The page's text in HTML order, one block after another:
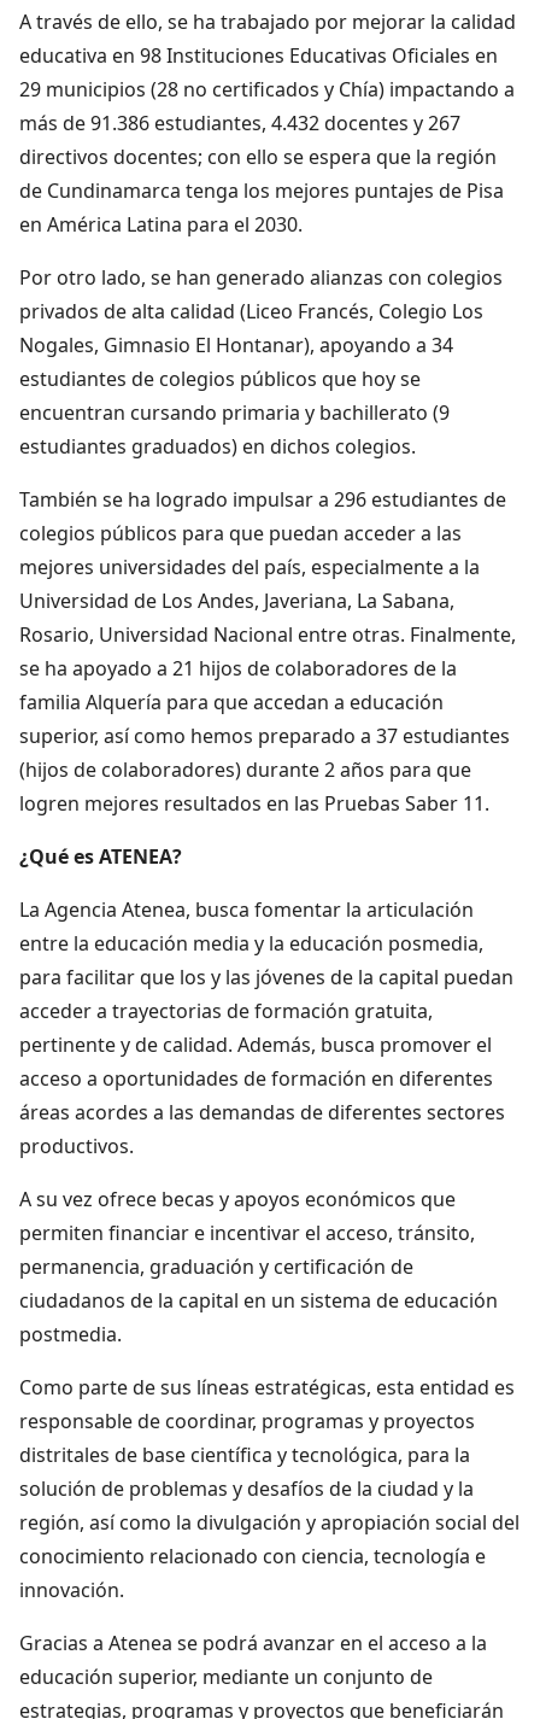
A través de ello, se ha trabajado por mejorar la calidad
educativa en 98 Instituciones Educativas Oficiales en
29 municipios (28 no certificados y Chía) impactando a
más de 91.386 estudiantes, 4.432 docentes y 267
directivos docentes; con ello se espera que la región
de Cundinamarca tenga los mejores puntajes de Pisa
en América Latina para el 2030.
Por otro lado, se han generado alianzas con colegios
privados de alta calidad (Liceo Francés, Colegio Los
Nogales, Gimnasio El Hontanar), apoyando a 34
estudiantes de colegios públicos que hoy se
encuentran cursando primaria y bachillerato (9
estudiantes graduados) en dichos colegios.
También se ha logrado impulsar a 296 estudiantes de
colegios públicos para que puedan acceder a las
mejores universidades del país, especialmente a la
Universidad de Los Andes, Javeriana, La Sabana,
Rosario, Universidad Nacional entre otras. Finalmente,
se ha apoyado a 21 hijos de colaboradores de la
familia Alquería para que accedan a educación
superior, así como hemos preparado a 37 estudiantes
(hijos de colaboradores) durante 2 años para que
logren mejores resultados en las Pruebas Saber 11.
¿Qué es ATENEA?
La Agencia Atenea, busca fomentar la articulación
entre la educación media y la educación posmedia,
para facilitar que los y las jóvenes de la capital puedan
acceder a trayectorias de formación gratuita,
pertinente y de calidad. Además, busca promover el
acceso a oportunidades de formación en diferentes
áreas acordes a las demandas de diferentes sectores
productivos.
A su vez ofrece becas y apoyos económicos que
permiten financiar e incentivar el acceso, tránsito,
permanencia, graduación y certificación de
ciudadanos de la capital en un sistema de educación
postmedia.
Como parte de sus líneas estratégicas, esta entidad es
responsable de coordinar, programas y proyectos
distritales de base científica y tecnológica, para la
solución de problemas y desafíos de la ciudad y la
región, así como la divulgación y apropiación social del
conocimiento relacionado con ciencia, tecnología e
innovación.
Gracias a Atenea se podrá avanzar en el acceso a la
educación superior, mediante un conjunto de
estrategias, programas y proyectos que beneficiarán